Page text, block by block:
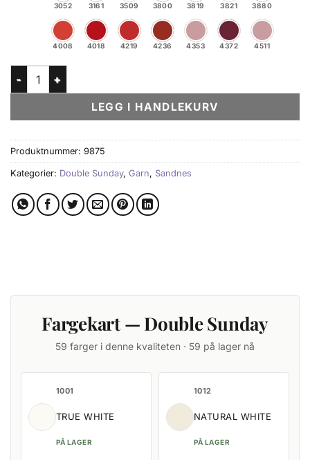
3052 3161 3509 3800 3819 3821 3880
4008 4018 4219 4236 4353 4372 4511
4518
7772 7911 8073 8082
Double Sunday antall
LEGG I HANDLEKURV
Produktnummer: 9875
Kategorier: Double Sunday, Garn, Sandnes
Fargekart — Double Sunday
59 farger i denne kvaliteten · 59 på lager nå
1001
TRUE WHITE
PÅ LAGER
1012
NATURAL WHITE
PÅ LAGER